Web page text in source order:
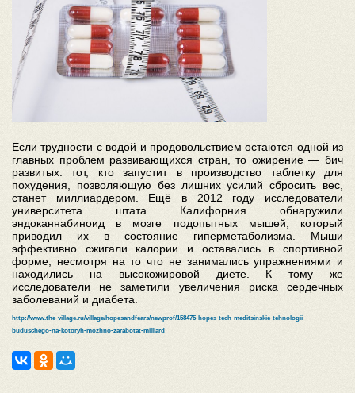
Если трудности с водой и продовольствием остаются одной из
главных проблем развивающихся стран, то ожирение — бич
развитых: тот, кто запустит в производство таблетку для
похудения, позволяющую без лишних усилий сбросить вес,
станет миллиардером. Ещё в 2012 году исследователи
университета штата Калифорния обнаружили
эндоканнабиноид в мозге подопытных мышей, который
приводил их в состояние гиперметаболизма. Мыши
эффективно сжигали калории и оставались в спортивной
форме, несмотря на то что не занимались упражнениями и
находились на высокожировой диете. К тому же
исследователи не заметили увеличения риска сердечных
заболеваний и диабета.
http://www.the-village.ru/village/hopesandfears/newprof/158475-hopes-tech-meditsinskie-tehnologii-
buduschego-na-kotoryh-mozhno-zarabotat-milliard